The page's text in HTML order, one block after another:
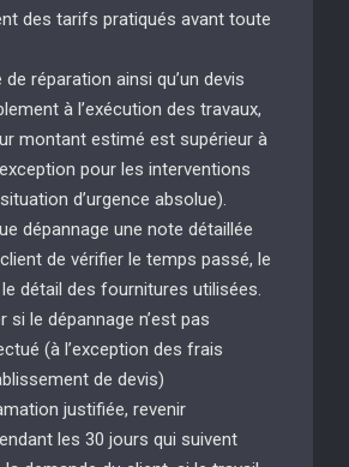
des tarifs pratiqués avant toute
réparation ainsi qu’un devis
à l’exécution des travaux,
montant estimé est supérieur à
pour les interventions
d’urgence absolue).
dépannage une note détaillée
de vérifier le temps passé, le
détail des fournitures utilisées.
si le dépannage n’est pas
(à l’exception des frais
de devis)
justifiée, revenir
les 30 jours qui suivent